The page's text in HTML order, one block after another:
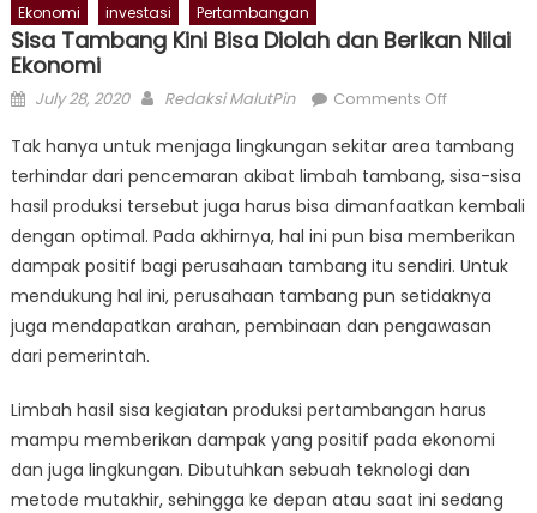
Ekonomi investasi Pertambangan
Sisa Tambang Kini Bisa Diolah dan Berikan Nilai
Ekonomi
Posted
July 28, 2020 Author
Redaksi MalutPin Comments Offon
Tambang
Kini
Bisa
Diolah
dan
Berikan
Tak hanya untuk menjaga lingkungan sekitar area tambang
terhindar dari pencemaran akibat limbah tambang, sisa-sisa
hasil produksi tersebut juga harus bisa dimanfaatkan kembali
dengan optimal. Pada akhirnya, hal ini pun bisa memberikan
dampak positif bagi perusahaan tambang itu sendiri. Untuk
mendukung hal ini, perusahaan tambang pun setidaknya
juga mendapatkan arahan, pembinaan dan pengawasan
dari pemerintah.
Limbah hasil sisa kegiatan produksi pertambangan harus
mampu memberikan dampak yang positif pada ekonomi
dan juga lingkungan. Dibutuhkan sebuah teknologi dan
metode mutakhir, sehingga ke depan atau saat ini sedang